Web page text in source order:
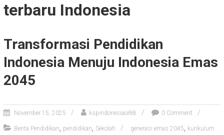
terbaru Indonesia
Transformasi Pendidikan
Indonesia Menuju Indonesia Emas
2045
November 15, 2025 kspindonesiaor88 0 Comment
Berita Pendidikan, pendidikan, Sekolah generasi emas 2045, kurikulum